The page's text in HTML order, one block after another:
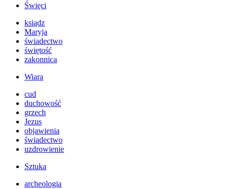
Święci
ksiądz
Maryja
świadectwo
świętość
zakonnica
Wiara
cud
duchowość
grzech
Jezus
objawienia
świadectwo
uzdrowienie
Sztuka
archeologia